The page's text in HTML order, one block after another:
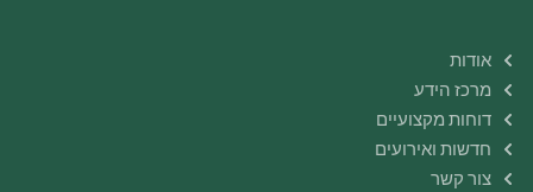
אודות
מרכז הידע
דוחות מקצועיים
חדשות ואירועים
צור קשר